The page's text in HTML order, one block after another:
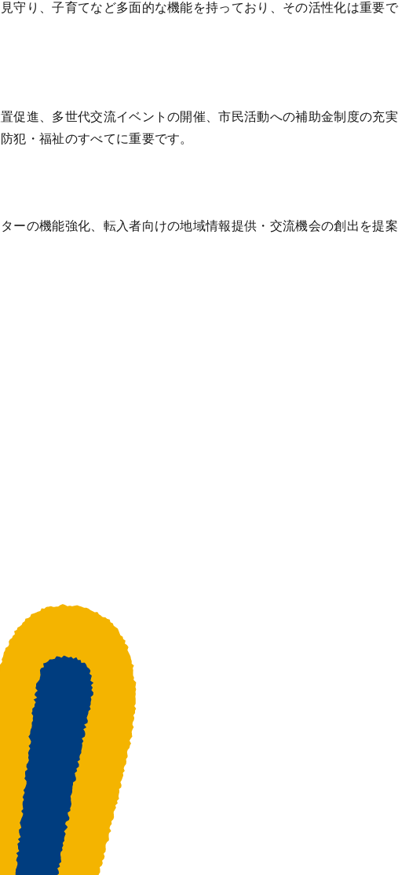
守り、子育てなど多面的な機能を持っており、その活性化は重要で
促進、多世代交流イベントの開催、市民活動への補助金制度の充実
犯・福祉のすべてに重要です。
ーの機能強化、転入者向けの地域情報提供・交流機会の創出を提案